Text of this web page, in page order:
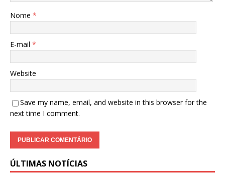
Nome *
E-mail *
Website
Save my name, email, and website in this browser for the
next time I comment.
ÚLTIMAS NOTÍCIAS